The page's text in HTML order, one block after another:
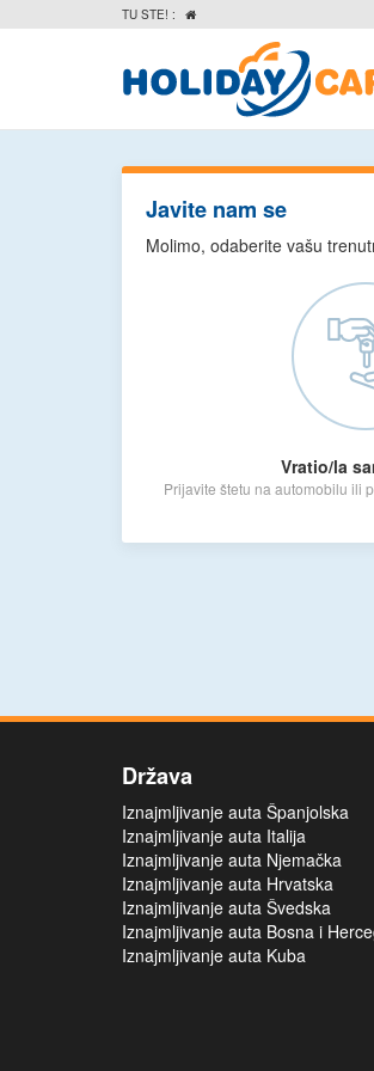
TU STE! : 
Javite nam se
Molimo, odaberite vašu
Vratio/la
Prijavite štetu na automobilu ili
Država
Iznajmljivanje auta Španjolska
Iznajmljivanje auta Italija
Iznajmljivanje auta Njemačka
Iznajmljivanje auta Hrvatska
Iznajmljivanje auta Švedska
Iznajmljivanje auta Bosna i
Iznajmljivanje auta Kuba